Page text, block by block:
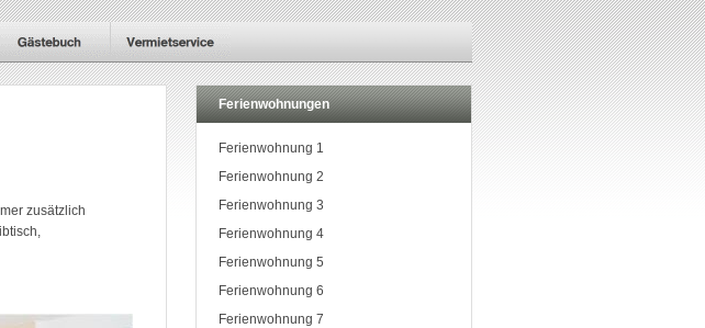
zusätzlich
Ferienwohnungen
Ferienwohnung 1
Ferienwohnung 2
Ferienwohnung 3
Ferienwohnung 4
Ferienwohnung 5
Ferienwohnung 6
Ferienwohnung 7